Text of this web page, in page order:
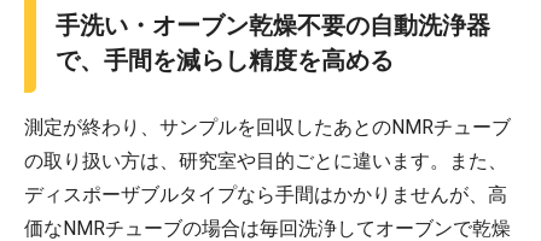
手洗い・オーブン乾燥不要の自動洗浄器
で、手間を減らし精度を高める
測定が終わり、サンプルを回収したあとのNMRチューブ
の取り扱い方は、研究室や目的ごとに違います。また、
ディスポーザブルタイプなら手間はかかりませんが、高
価なNMRチューブの場合は毎回洗浄してオーブンで乾燥